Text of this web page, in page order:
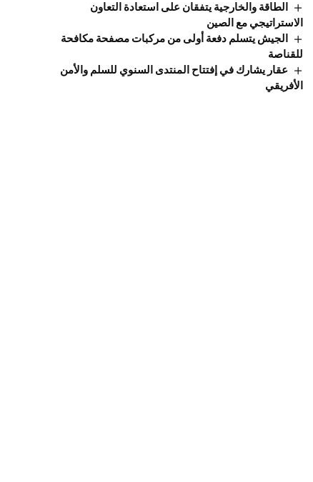
الطاقة والخارجية يتفقان على استعادة التعاون
الاستراتيجي مع الصين
الجيش يتسلم دفعة أولى من مركبات مصفحة مكافحة
للقناصة
عقار يشارك في إفتتاح المنتدى السنوي للسلم والأمن
الأفريقي